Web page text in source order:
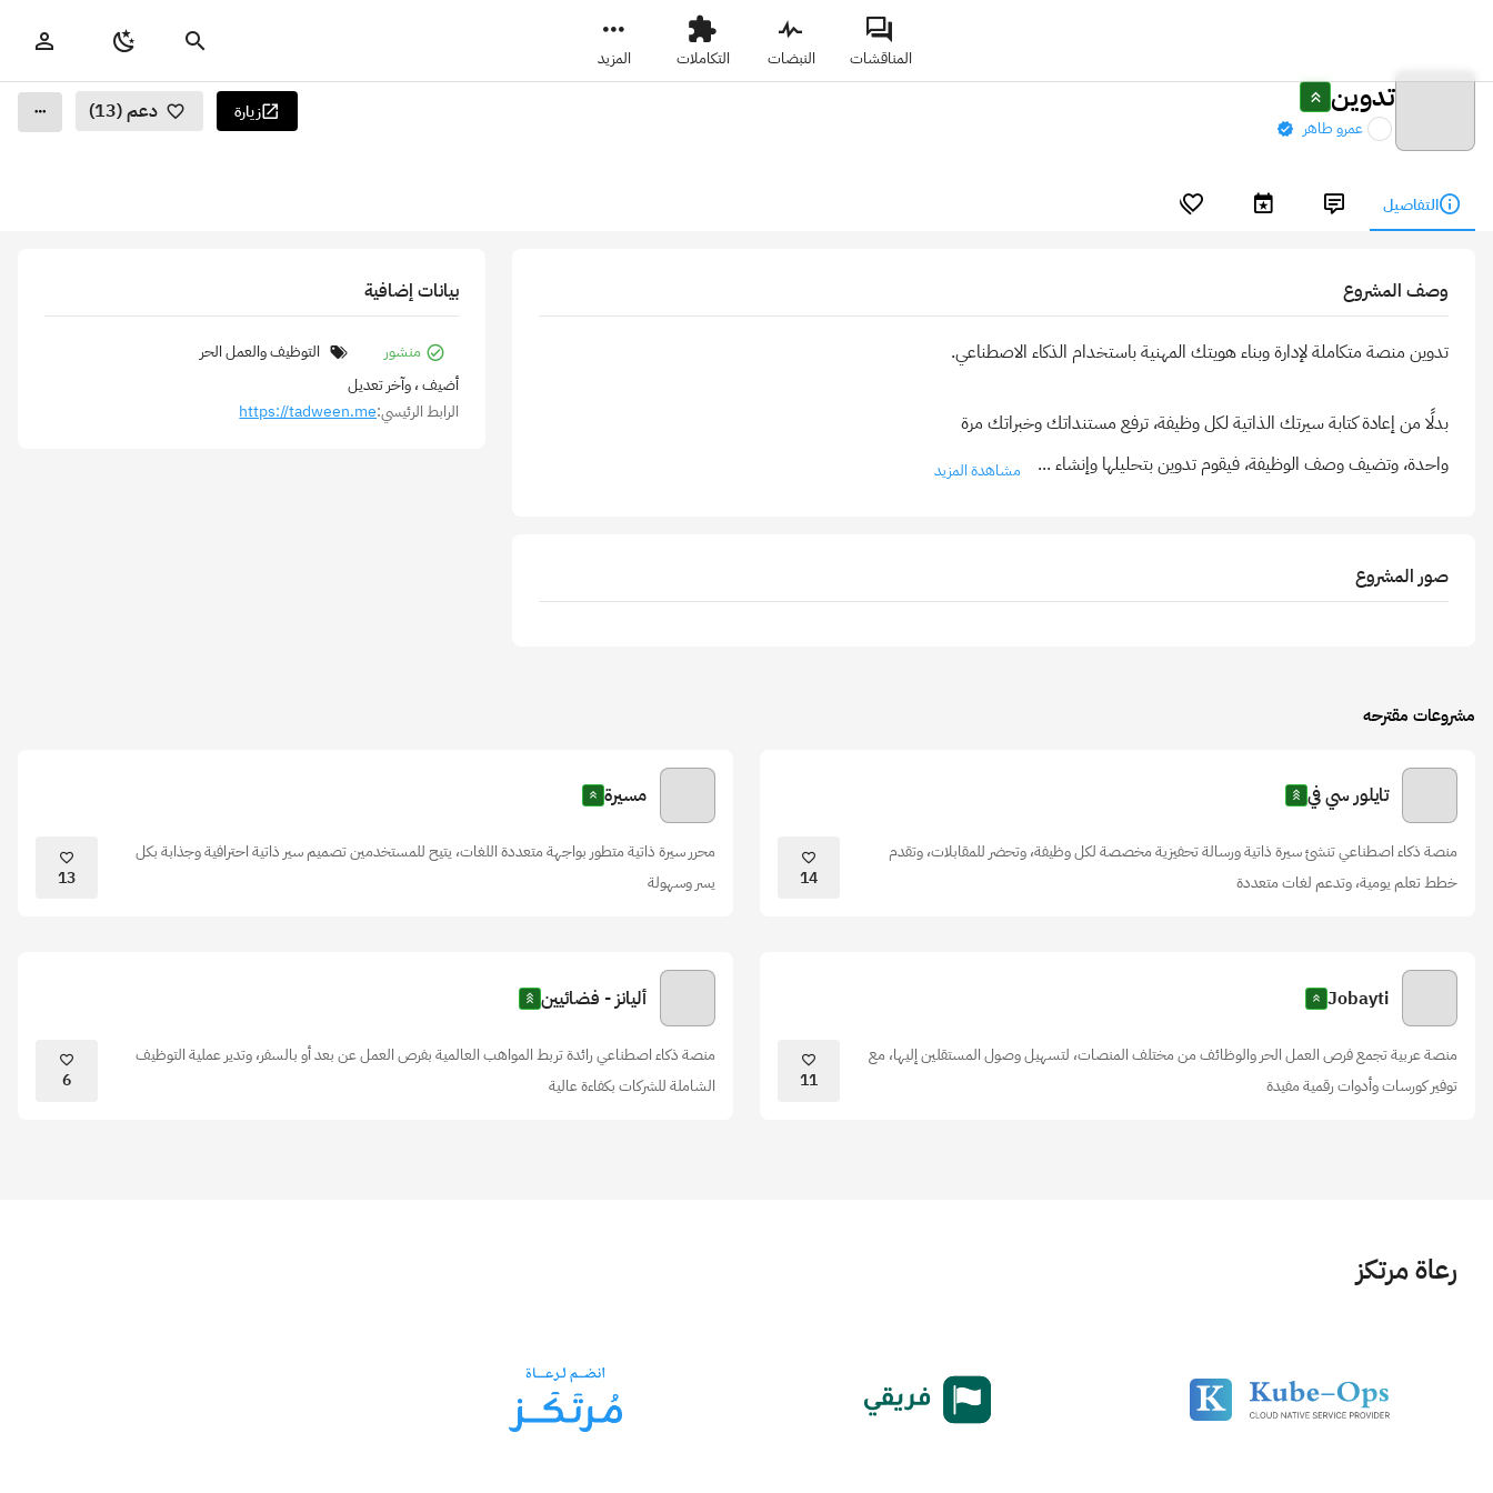
المناقشات النبضات التكاملات المزيد
تدوين
عمرو طاهر
زيارة دعم (13)
التفاصيل
وصف المشروع
واحدة، وتضيف وصف الوظيفة، فيقوم تدوين بتحليلها وإنشاء ... مشاهدة المزيد
صور المشروع
بيانات إضافية
منشور
التوظيف والعمل الحر
أضيف، وآخر تعديل
الرابط الرئيسي:https://tadween.me
مشروعات مقترحه
تايلور سي في
منصة ذكاء اصطناعي تنشئ سيرة ذاتية ورسالة تحفيزية مخصصة لكل وظيفة، وتحضر للمقابلات، وتقدم
خطط تعلم يومية، وتدعم لغات متعددة
14
مسيرة
محرر سيرة ذاتية متطور بواجهة متعددة اللغات، يتيح للمستخدمين تصميم سير ذاتية احترافية وجذابة بكل
يسر وسهولة
13
Jobayti
منصة عربية تجمع فرص العمل الحر والوظائف من مختلف المنصات، لتسهيل وصول المستقلين إليها، مع
توفير كورسات وأدوات رقمية مفيدة
11
أليانز - فضائيين
منصة ذكاء اصطناعي رائدة تربط المواهب العالمية بفرص العمل عن بعد أو بالسفر، وتدير عملية التوظيف
الشاملة للشركات بكفاءة عالية
6
رعاة مرتكز